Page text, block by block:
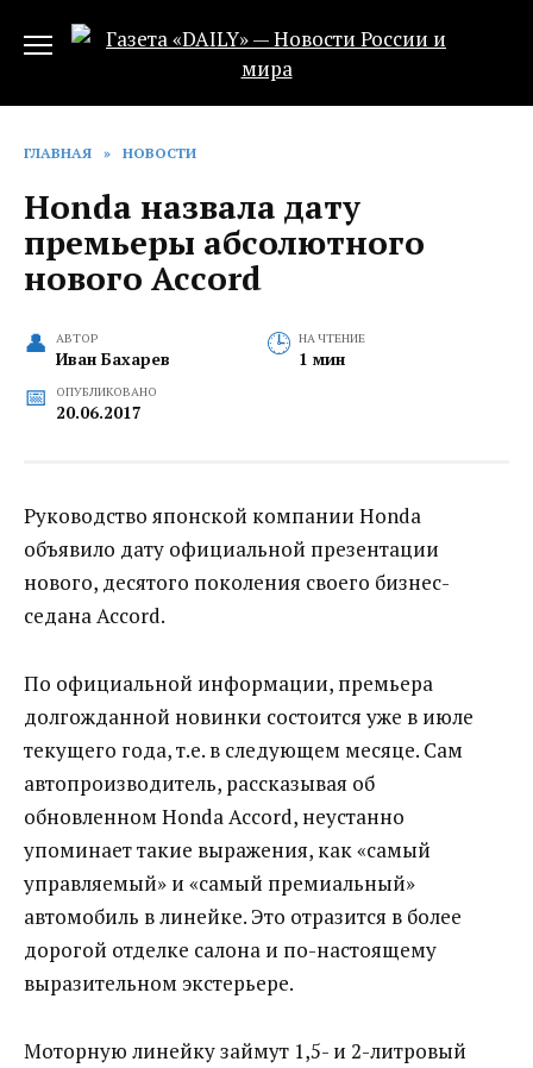
ГЛАВНАЯ » НОВОСТИ
Honda назвала дату
премьеры абсолютного
нового Accord‍
АВТОР
Иван Бахарев
НА ЧТЕНИЕ
1 мин
ОПУБЛИКОВАНО
20.06.2017
Руководство японской компании Honda
объявило дату официальной презентации
нового, десятого поколения своего бизнес-
седана Accord.
По официальной информации, премьера
долгожданной новинки состоится уже в июле
текущего года, т.е. в следующем месяце. Сам
автопроизводитель, рассказывая об
обновленном Honda Accord, неустанно
упоминает такие выражения, как «самый
управляемый» и «самый премиальный»
автомобиль в линейке. Это отразится в более
дорогой отделке салона и по-настоящему
выразительном экстерьере.
Моторную линейку займут 1,5- и 2-литровый